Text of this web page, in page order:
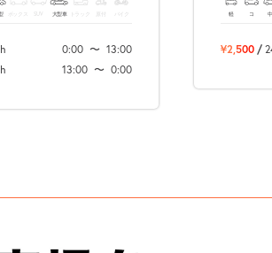
ボックス SUV 大型車 トラック バイク
0:00 〜 13:00
13:00 〜 0:00
軽 コ
¥2,500 /